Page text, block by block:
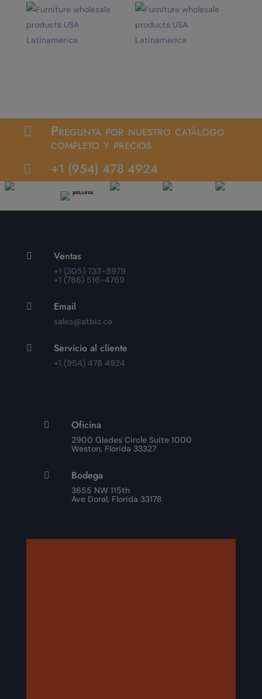
 Pregunta por nuestro catálogo
completo y precios
 +1 (954) 478 4924
 Ventas
+1 (305) 733-8979
+1 (786) 516-4769
 Email
sales@atbiz.co
 Servicio al cliente
+1 (954) 478 4924
 Oficina
2900 Glades Circle Suite 1000
Weston, Florida 33327
 Bodega
3655 NW 115th
Ave Doral, Florida 33178